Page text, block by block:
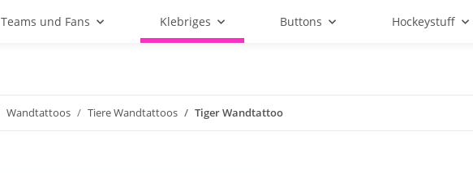
Teams und Fans Klebriges Buttons Hockeystuff
Wandtattoos Tiere Wandtattoos Tiger Wandtattoo